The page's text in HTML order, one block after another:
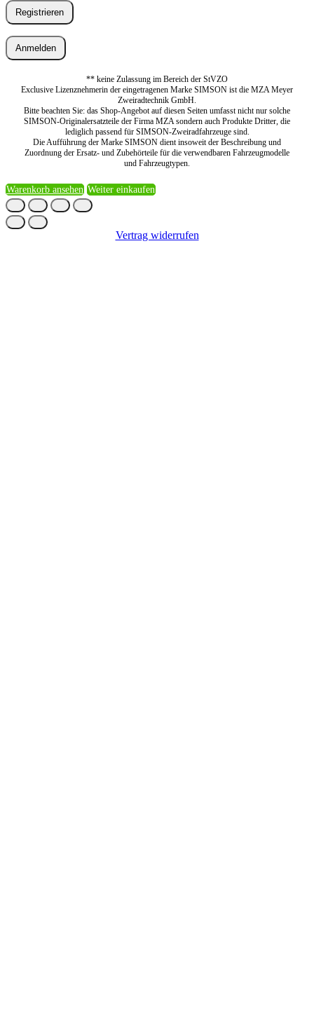
Registrieren
Anmelden
** keine Zulassung im Bereich der StVZO
Exclusive Lizenznehmerin der eingetragenen Marke SIMSON ist die MZA Meyer
Zweiradtechnik GmbH.
Bitte beachten Sie: das Shop-Angebot auf diesen Seiten umfasst nicht nur solche
SIMSON-Originalersatzteile der Firma MZA sondern auch Produkte Dritter, die
lediglich passend für SIMSON-Zweiradfahrzeuge sind.
Die Aufführung der Marke SIMSON dient insoweit der Beschreibung und
Zuordnung der Ersatz- und Zubehörteile für die verwendbaren Fahrzeugmodelle
und Fahrzeugtypen.
Warenkorb ansehen Weiter einkaufen
Vertrag widerrufen